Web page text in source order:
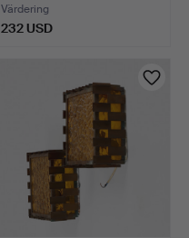
Värdering
232 USD